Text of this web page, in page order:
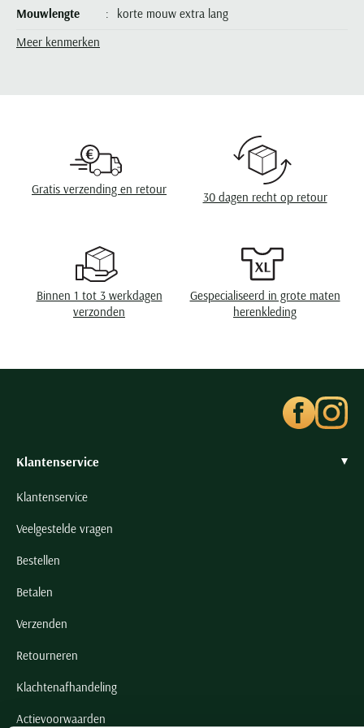
Seidensticker
Slater
Tommy Hilfiger
Tramarossa
Wellington of Billmore
William Lockie
Xacus
Mouwlengte korte mouw extra lang
Leveranciers nr.
Eigenschappen
Wasvoorschriften speciaal wasprogamma 30°C, niet in de droger,
strijken op middelhoge temperatuur, chemish
reinigen
Meer kenmerken
Gratis verzending en retour
30 dagen recht op retour
Binnen 1 tot 3 werkdagen
verzonden
Gespecialiseerd in grote maten
herenkleding
Klantenservice
Klantenservice
Veelgestelde vragen
Bestellen
Betalen
Verzenden
Retourneren
Klachtenafhandeling
Actievoorwaarden